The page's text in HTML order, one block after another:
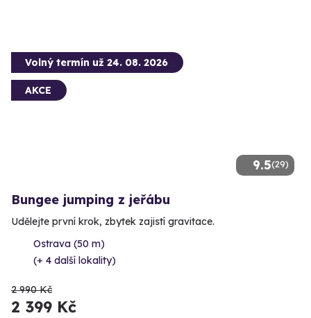
9.5(29)
Volný termín už 24. 08. 2026
AKCE
Bungee jumping z jeřábu
Udělejte první krok, zbytek zajistí gravitace.
Ostrava (50 m)
(+ 4 další lokality)
2 990 Kč
2 399 Kč